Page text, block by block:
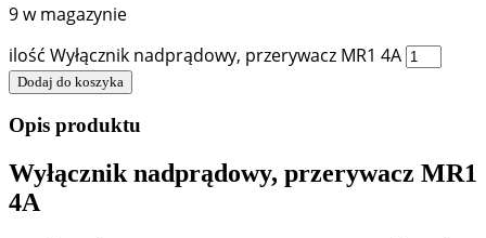
9 w magazynie
ilość Wyłącznik nadprądowy, przerywacz MR1 4A
Dodaj do koszyka
Opis produktu
Wyłącznik nadprądowy, przerywacz MR1
4A